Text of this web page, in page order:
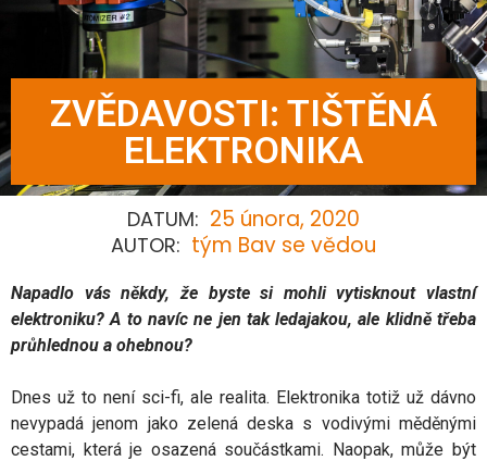
ZVĚDAVOSTI: TIŠTĚNÁ
ELEKTRONIKA
DATUM: 25 února, 2020
AUTOR: tým Bav se vědou
Napadlo vás někdy, že byste si mohli vytisknout vlastní
elektroniku? A to navíc ne jen tak ledajakou, ale klidně třeba
průhlednou a ohebnou?
Dnes už to není sci-fi, ale realita. Elektronika totiž už dávno
nevypadá jenom jako zelená deska s vodivými měděnými
cestami, která je osazená součástkami. Naopak, může být